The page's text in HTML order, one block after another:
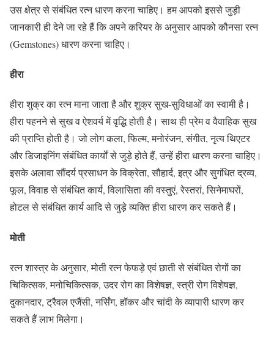
उस क्षेत्र से संबंधित रत्न धारण करना चाहिए। हम आपको इससे जुड़ी
जानकारी ही देने जा रहे हैं कि अपने करियर के अनुसार आपको कौनसा रत्न
(Gemstones) धारण करना चाहिए।
हीरा
हीरा शुक्र का रत्न माना जाता है और शुक्र सुख-सुविधाओं का स्वामी है।
हीरा पहनने से सुख व ऐशवर्य में वृद्धि होती है। साथ ही प्रेम व वैवाहिक सुख
की प्राप्ति होती है। जो लोग कला, फिल्म, मनोरंजन, संगीत, नृत्य थिएटर
और डिजाइनिंग संबंधित कार्यों से जुड़े होते हैं, उन्हें हीरा धारण करना चाहिए।
इसके अलावा सौंदर्य प्रसाधन के विक्रेता, सौहार्द, इत्र और सुगंधित द्रव्य,
फूल, विवाह से संबंधित कार्य, विलासिता की वस्तुएं, रेस्तरां, सिनेमाघरों,
होटल से संबंधित कार्य आदि से जुड़े व्यक्ति हीरा धारण कर सकते हैं।
मोती
रत्न शास्त्र के अनुसार, मोती रत्न फेफड़े एवं छाती से संबंधित रोगों का
चिकित्सक, मनोचिकित्सक, उदर रोग का विशेषज्ञ, स्त्री रोग विशेषज्ञ,
दुकानदार, ट्रैवल एजैंसी, नर्सिंग, हॉकर और चांदी के व्यापारी धारण कर
सकते हैं लाभ मिलेगा।